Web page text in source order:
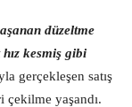
düzeltme
kesmiş gibi
gerçekleşen satış
çekilme yaşandı.